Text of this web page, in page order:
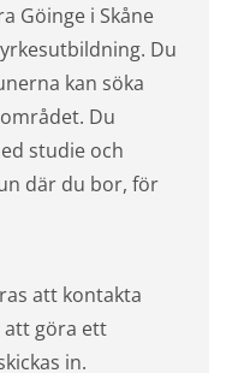
Göinge i Skåne
Du
kan söka
Du
studie och
där du bor, för
att kontakta
göra ett
in.